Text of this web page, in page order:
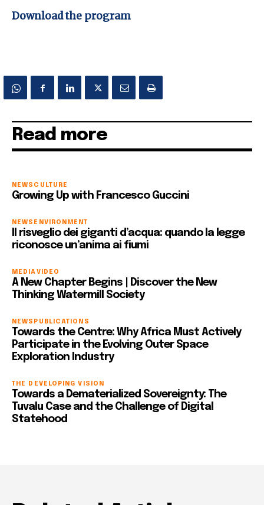
Download the program
Read more
NEWS CULTURE
Growing Up with Francesco Guccini
NEWS ENVIRONMENT
Il risveglio dei giganti d’acqua: quando la legge
riconosce un’anima ai fiumi
MEDIAVIDEO
A New Chapter Begins | Discover the New
Thinking Watermill Society
NEWS PUBLICATIONS
Towards the Centre: Why Africa Must Actively
Participate in the Evolving Outer Space
Exploration Industry
THE DEVELOPING VISION
Towards a Dematerialized Sovereignty: The
Tuvalu Case and the Challenge of Digital
Statehood